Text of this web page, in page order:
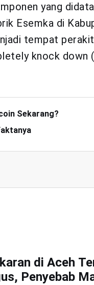
yang
Esemka di
tempat
knock down
Sekarang?
di Aceh
Penyebab